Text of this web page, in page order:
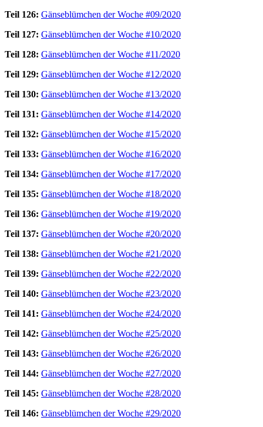
Teil 126: Gänseblümchen der Woche #09/2020
Teil 127: Gänseblümchen der Woche #10/2020
Teil 128: Gänseblümchen der Woche #11/2020
Teil 129: Gänseblümchen der Woche #12/2020
Teil 130: Gänseblümchen der Woche #13/2020
Teil 131: Gänseblümchen der Woche #14/2020
Teil 132: Gänseblümchen der Woche #15/2020
Teil 133: Gänseblümchen der Woche #16/2020
Teil 134: Gänseblümchen der Woche #17/2020
Teil 135: Gänseblümchen der Woche #18/2020
Teil 136: Gänseblümchen der Woche #19/2020
Teil 137: Gänseblümchen der Woche #20/2020
Teil 138: Gänseblümchen der Woche #21/2020
Teil 139: Gänseblümchen der Woche #22/2020
Teil 140: Gänseblümchen der Woche #23/2020
Teil 141: Gänseblümchen der Woche #24/2020
Teil 142: Gänseblümchen der Woche #25/2020
Teil 143: Gänseblümchen der Woche #26/2020
Teil 144: Gänseblümchen der Woche #27/2020
Teil 145: Gänseblümchen der Woche #28/2020
Teil 146: Gänseblümchen der Woche #29/2020